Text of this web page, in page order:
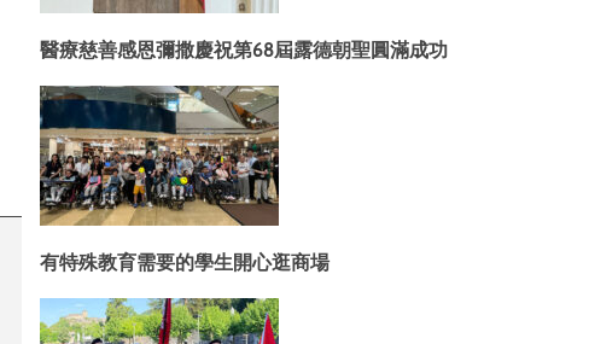
醫療慈善感恩彌撒慶祝第68屆露德朝聖圓滿成功
有特殊教育需要的學生開心逛商場